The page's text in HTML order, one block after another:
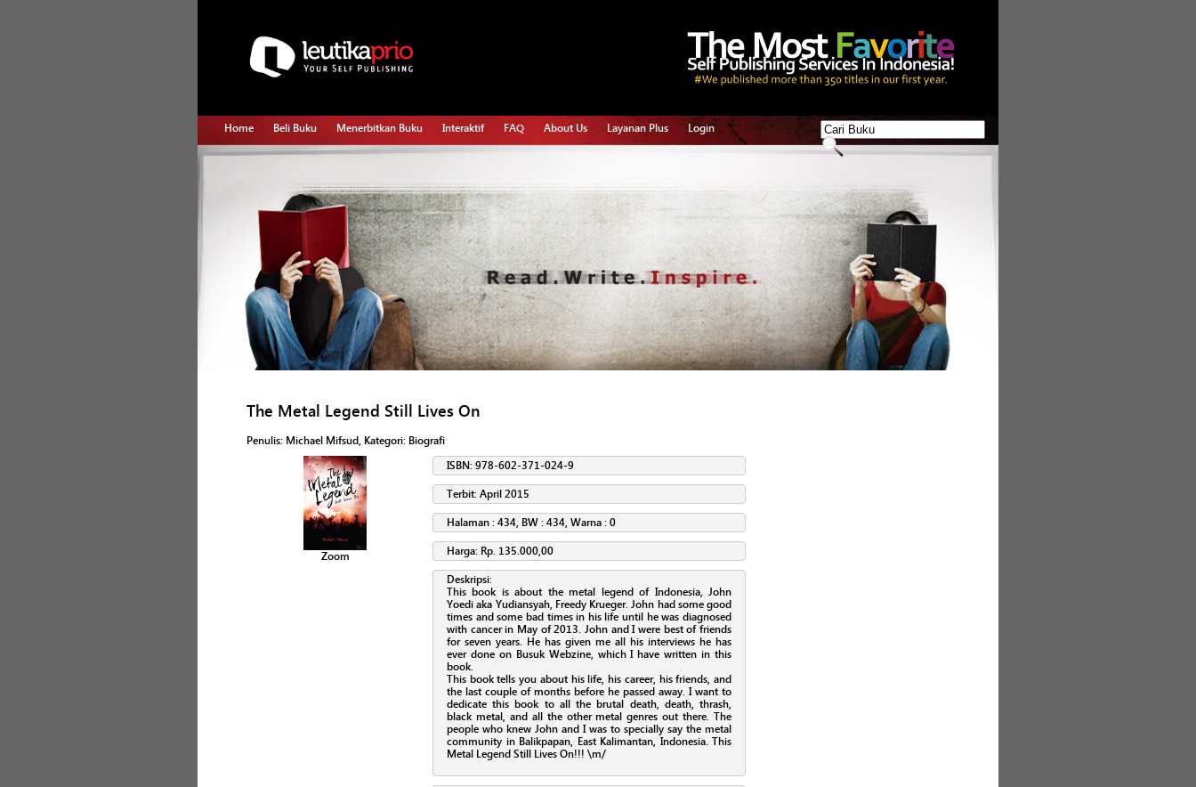
Home Beli Buku Menerbitkan Buku Interaktif FAQ About Us Layanan Plus Login
The Metal Legend Still Lives On
Penulis: Michael Mifsud, Kategori: Biografi
Zoom
ISBN: 978-602-371-024-9
Terbit: April 2015
Halaman : 434, BW : 434, Warna : 0
Harga: Rp. 135.000,00
Deskripsi:
This book is about the metal legend of Indonesia, John
Yoedi aka Yudiansyah, Freedy Krueger. John had some good
times and some bad times in his life until he was diagnosed
with cancer in May of 2013. John and I were best of friends
for seven years. He has given me all his interviews he has
ever done on Busuk Webzine, which I have written in this
book.
This book tells you about his life, his career, his friends, and
the last couple of months before he passed away. I want to
dedicate this book to all the brutal death, death, thrash,
black metal, and all the other metal genres out there. The
people who knew John and I was to specially say the metal
community in Balikpapan, East Kalimantan, Indonesia. This
Metal Legend Still Lives On!!! \m/